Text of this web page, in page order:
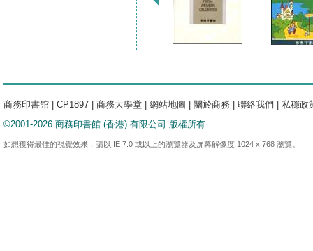
商務印書館 CP1897 商務大學堂 網站地圖 關於商務 聯絡我們
私穩政
©2001-2026 商務印書館 (香港) 有限公司 版權所有
如想獲得最佳的視覺效果，請以 IE 7.0 或以上的瀏覽器及屏幕解像度 1024 x 768 瀏覽。